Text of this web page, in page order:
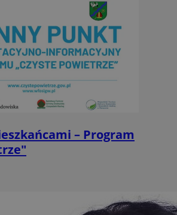
– Program